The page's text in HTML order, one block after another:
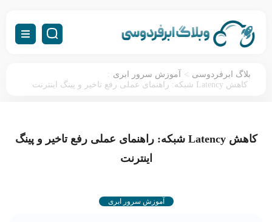
بلاگ ابرفردوسی > آموزش سرور ابری :
کاهش Latency شبکه: راهنمای عملی رفع تاخیر و پینگ اینترنت
کاهش Latency شبکه: راهنمای عملی رفع تاخیر و پینگ
اینترنت
آموزش سرور ابری